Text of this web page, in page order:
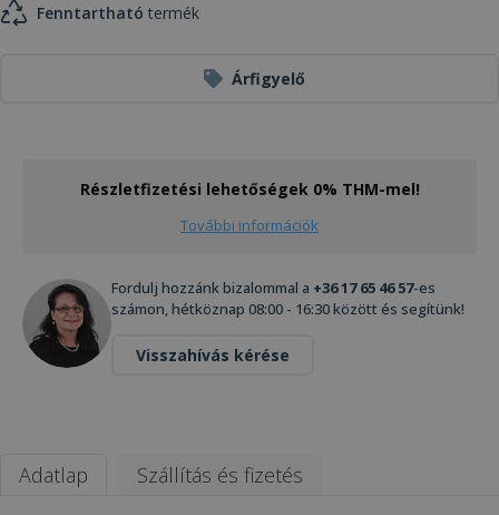
Fenntartható termék
Árfigyelő
Részletfizetési lehetőségek 0% THM-mel!
További információk
Fordulj hozzánk bizalommal a +36 17 65 46 57-es
számon, hétköznap 08:00 - 16:30 között és segítünk!
Visszahívás kérése
Adatlap Szállítás és fizetés